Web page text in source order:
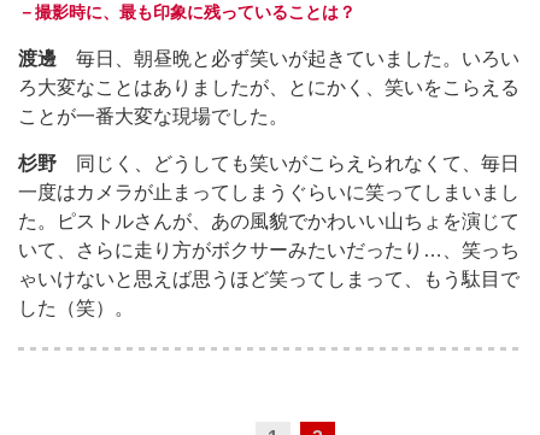
－撮影時に、最も印象に残っていることは？
渡邊 毎日、朝昼晩と必ず笑いが起きていました。いろい
ろ大変なことはありましたが、とにかく、笑いをこらえる
ことが一番大変な現場でした。
杉野 同じく、どうしても笑いがこらえられなくて、毎日
一度はカメラが止まってしまうぐらいに笑ってしまいまし
た。ピストルさんが、あの風貌でかわいい山ちょを演じて
いて、さらに走り方がボクサーみたいだったり…、笑っち
ゃいけないと思えば思うほど笑ってしまって、もう駄目で
した（笑）。